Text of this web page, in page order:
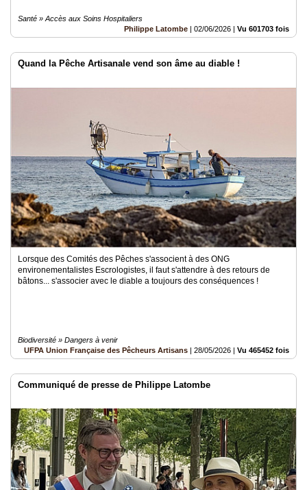
Santé » Accès aux Soins Hospitaliers
Philippe Latombe | 02/06/2026 | Vu 601703 fois
Quand la Pêche Artisanale vend son âme au diable !
Lorsque des Comités des Pêches s'associent à des ONG
environementalistes Escrologistes, il faut s'attendre à des retours de
bâtons... s'associer avec le diable a toujours des conséquences !
Biodiversité » Dangers à venir
UFPA Union Française des Pêcheurs Artisans | 28/05/2026 | Vu 465452 fois
Communiqué de presse de Philippe Latombe